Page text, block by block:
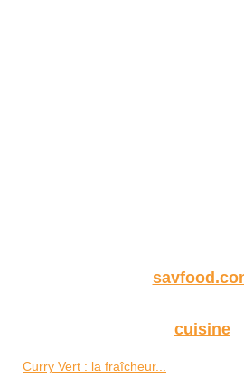
cuisine
Curry Vert : la fraîcheur...